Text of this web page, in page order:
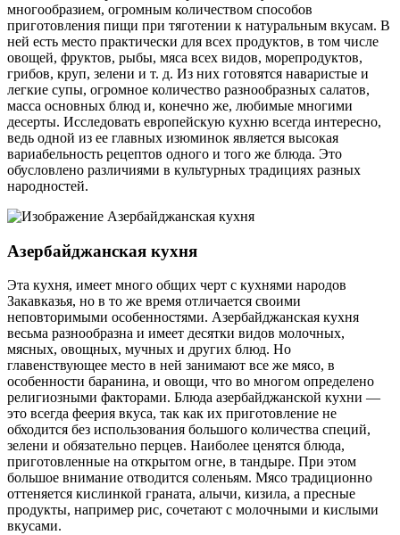
многообразием, огромным количеством способов
приготовления пищи при тяготении к натуральным вкусам. В
ней есть место практически для всех продуктов, в том числе
овощей, фруктов, рыбы, мяса всех видов, морепродуктов,
грибов, круп, зелени и т. д. Из них готовятся наваристые и
легкие супы, огромное количество разнообразных салатов,
масса основных блюд и, конечно же, любимые многими
десерты. Исследовать европейскую кухню всегда интересно,
ведь одной из ее главных изюминок является высокая
вариабельность рецептов одного и того же блюда. Это
обусловлено различиями в культурных традициях разных
народностей.
Азербайджанская кухня
Эта кухня, имеет много общих черт с кухнями народов
Закавказья, но в то же время отличается своими
неповторимыми особенностями. Азербайджанская кухня
весьма разнообразна и имеет десятки видов молочных,
мясных, овощных, мучных и других блюд. Но
главенствующее место в ней занимают все же мясо, в
особенности баранина, и овощи, что во многом определено
религиозными факторами. Блюда азербайджанской кухни —
это всегда феерия вкуса, так как их приготовление не
обходится без использования большого количества специй,
зелени и обязательно перцев. Наиболее ценятся блюда,
приготовленные на открытом огне, в тандыре. При этом
большое внимание отводится соленьям. Мясо традиционно
оттеняется кислинкой граната, алычи, кизила, а пресные
продукты, например рис, сочетают с молочными и кислыми
вкусами.